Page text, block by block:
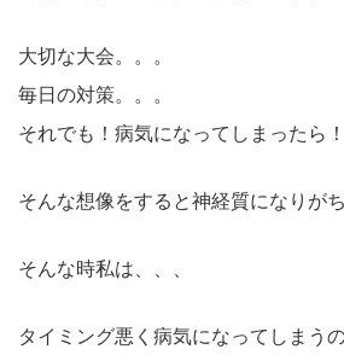
大切な大会。。。
毎日の対策。。。
それでも！病気になってしまったら！
そんな想像をすると神経質になりがち
そんな時私は、、、
タイミング悪く病気になってしまう